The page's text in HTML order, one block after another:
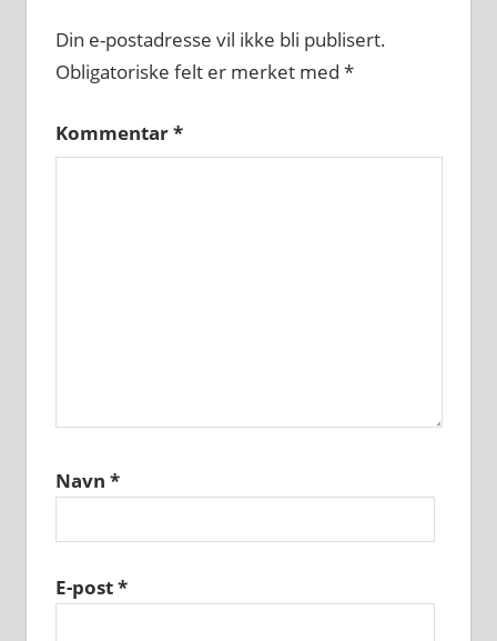
Din e-postadresse vil ikke bli publisert.
Obligatoriske felt er merket med *
Kommentar*
Navn *
E-post*